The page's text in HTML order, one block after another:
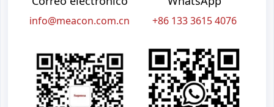
info@meacon.com.cn +86 133 3615 4076